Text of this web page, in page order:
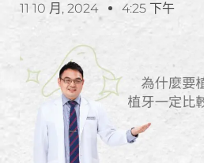
11 10 月, 2024 4:25 下午